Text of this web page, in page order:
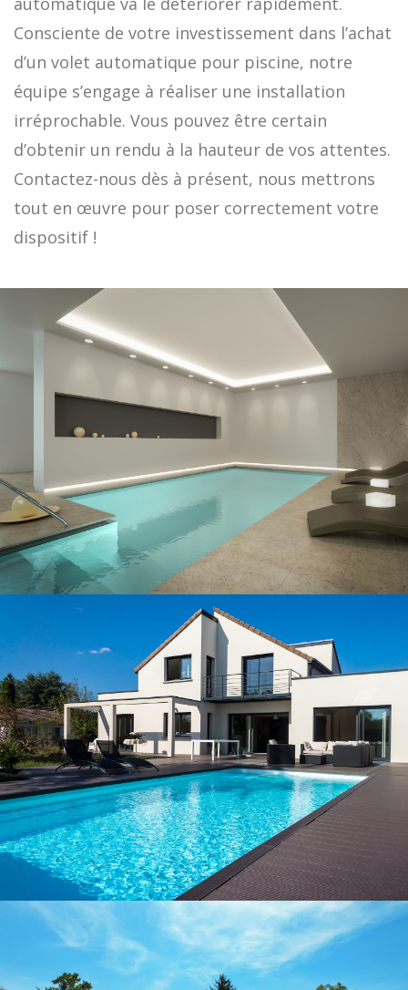
Consciente de votre investissement dans l’achat
d’un volet automatique pour piscine, notre
équipe s’engage à réaliser une installation
irréprochable. Vous pouvez être certain
d’obtenir un rendu à la hauteur de vos attentes.
Contactez-nous dès à présent, nous mettrons
tout en œuvre pour poser correctement votre
dispositif !